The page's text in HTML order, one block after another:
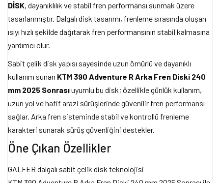
DİSK, dayanıklılık ve stabil fren performansı sunmak üzere
tasarlanmıştır. Dalgalı disk tasarımı, frenleme sırasında oluşan
ısıyı hızlı şekilde dağıtarak fren performansının stabil kalmasına
yardımcı olur.
Sabit çelik disk yapısı sayesinde uzun ömürlü ve dayanıklı
kullanım sunan KTM 390 Adventure R Arka Fren Diski 240
mm 2025 Sonrasıuyumlu bu disk; özellikle günlük kullanım,
uzun yol ve hafif arazi sürüşlerinde güvenilir fren performansı
sağlar. Arka fren sisteminde stabil ve kontrollü frenleme
karakteri sunarak sürüş güvenliğini destekler.
Öne Çıkan Özellikler
GALFER dalgalı sabit çelik disk teknolojisi